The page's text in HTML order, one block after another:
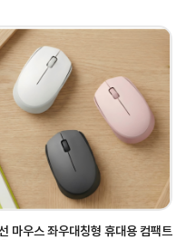
마우스 좌우대칭형 휴대용 컴팩트